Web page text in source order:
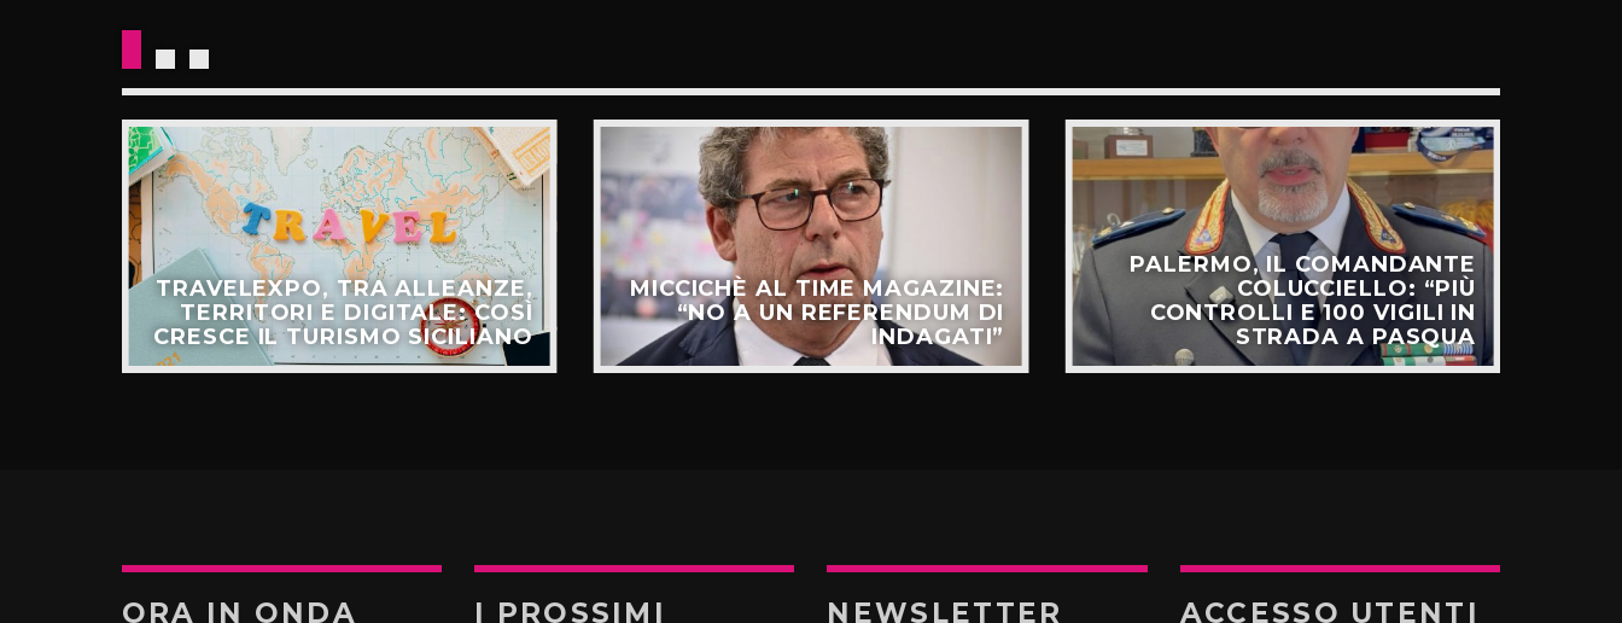
TRAVELEXPO, TRA ALLEANZE,
TERRITORI E DIGITALE: COSÌ
CRESCE IL TURISMO SICILIANO
MICCICHÈ AL TIME MAGAZINE:
“NO A UN REFERENDUM DI
INDAGATI”
PALERMO, IL COMANDANTE
COLUCCIELLO: “PIÙ
CONTROLLI E 100 VIGILI IN
STRADA A PASQUA
ORA IN ONDA I PROSSIMI NEWSLETTER ACCESSO UTENTI